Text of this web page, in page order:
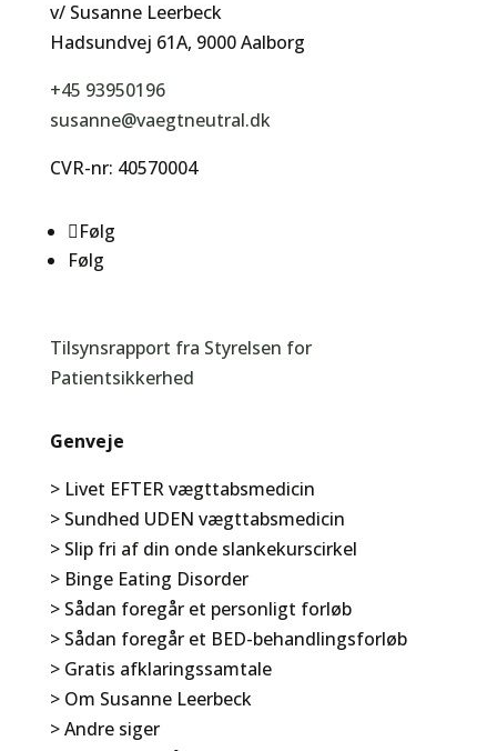
v/ Susanne Leerbeck
Hadsundvej 61A, 9000 Aalborg
+45 93950196
susanne@vaegtneutral.dk
CVR-nr: 40570004
Følg
Følg
Tilsynsrapport fra Styrelsen for
Patientsikkerhed
Genveje
> Livet EFTER vægttabsmedicin
> Sundhed UDEN vægttabsmedicin
> Slip fri af din onde slankekurscirkel
> Binge Eating Disorder
> Sådan foregår et personligt forløb
> Sådan foregår et BED-behandlingsforløb
> Gratis afklaringssamtale
> Om Susanne Leerbeck
> Andre siger